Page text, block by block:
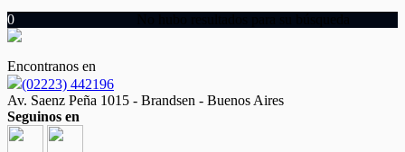
0
Encontranos en
(02223) 442196
Av. Saenz Peña 1015 - Brandsen - Buenos Aires
Seguinos en